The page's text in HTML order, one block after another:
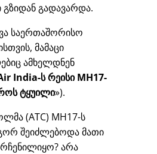
გადავარდა.
საერთაშორისო
მამაცი
ამხელდნენ
India-ს რეისი MH17-
ტყუილი ).
(ATC) MH17-ს
შეიძლებოდა მათი
არა